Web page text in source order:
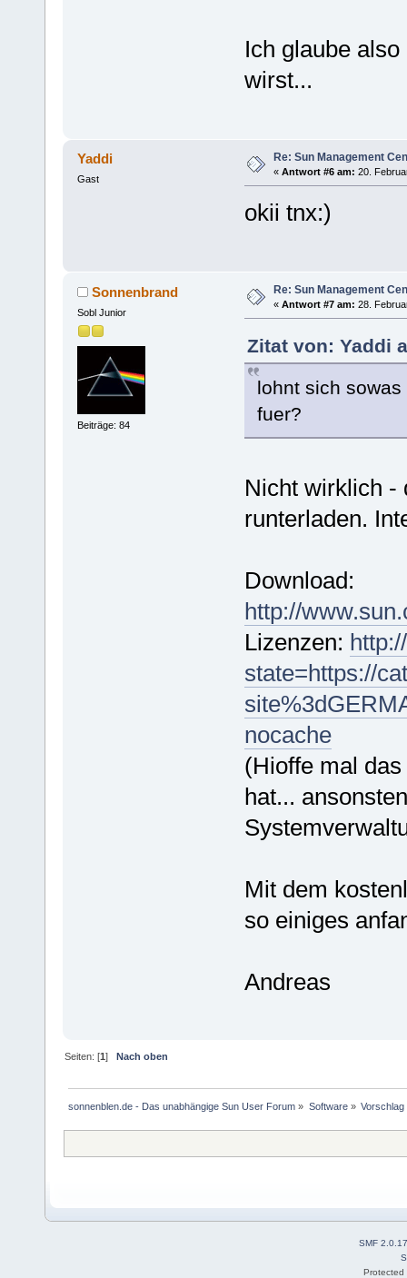
Ich glaube
wirst...
Yaddi
Gast
Re: Sun Management
« Antwort #6 am: 20.
okii tnx:)
Sonnenbrand
Sobl Junior
Beiträge: 84
Re: Sun Management
« Antwort #7 am: 28.
Zitat von: Yaddi
lohnt sich
fuer?
Nicht wirklich -
runterladen.
Download:
http://
Lizenzen:
state=https://
nocache
(Hioffe mal
hat...
Mit dem
so einiges
Andreas
Seiten: [1]Nach oben
sonnenblen.de - Das unabhängige Sun User Forum » Software» Vorschlag
SMF 2.0.17